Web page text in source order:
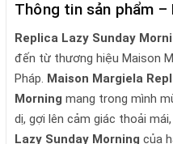
Thông tin sản phẩm –
Replica Lazy Sunday
đến từ thương hiệu Maison
Pháp. Maison Margiela
Morning mang trong mình
dị, gợi lên cảm giác thoải
Lazy Sunday Morning của